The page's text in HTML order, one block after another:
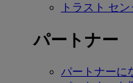
トラスト セン
パートナー
パートナーに